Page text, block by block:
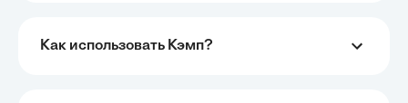
Как использовать Кэмп?